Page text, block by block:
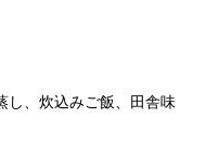
し、炊込みご飯、田舎味